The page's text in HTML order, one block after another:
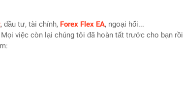
, đầu tư, tài chính, Forex Flex EA, ngoại hối...
việc còn lại chúng tôi đã hoàn tất trước cho bạn rồi